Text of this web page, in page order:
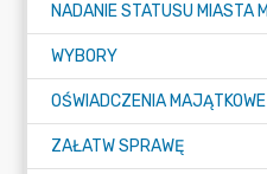
WYBORY
OŚWIADCZENIA MAJĄTKOWE
ZAŁATW SPRAWĘ